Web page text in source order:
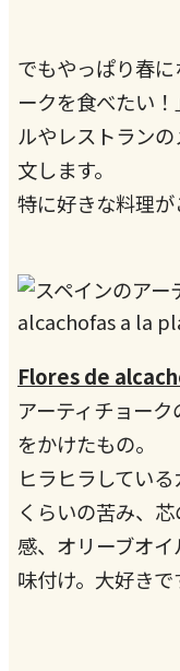
でもやっぱり春
ークを食べたい
ルやレストラン
文します。
特に好きな料理が
Flores de
アーティチョー
をかけたもの。
ヒラヒラしてい
くらいの苦み、
感、オリーブオ
味付け。大好きで